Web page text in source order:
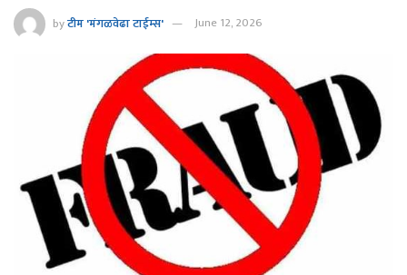
byटीम 'मंगळवेढा टाईम्स' June 12, 2026